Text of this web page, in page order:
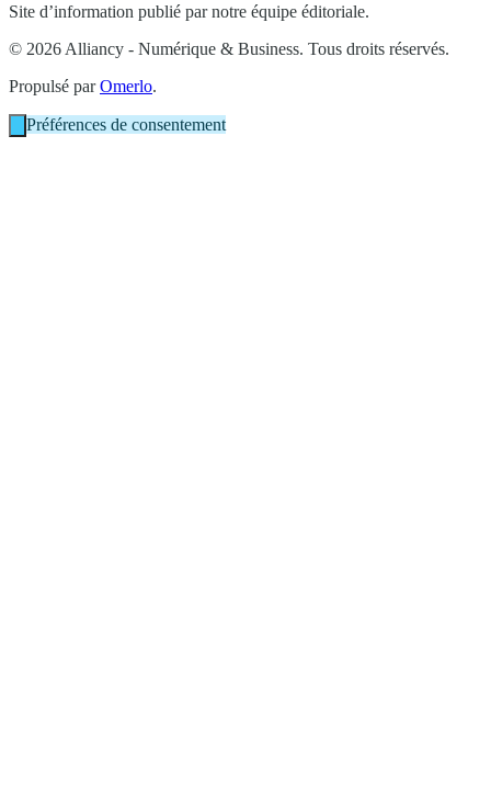
Site d’information publié par notre équipe éditoriale.
© 2026 Alliancy - Numérique & Business. Tous droits réservés.
Propulsé parOmerlo.
Préférences de consentement